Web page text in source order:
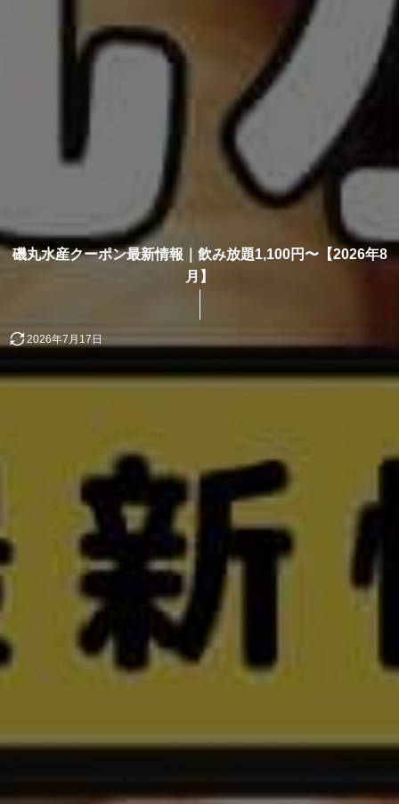
磯丸水産クーポン最新情報｜飲み放題1,100円〜【2026年8
月】
2026年7月17日